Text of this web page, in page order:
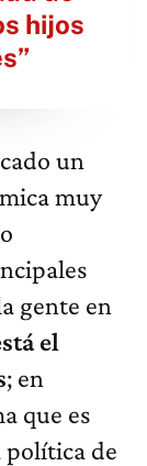
hijos
un
muy
gente en
el
; en
que es
política de